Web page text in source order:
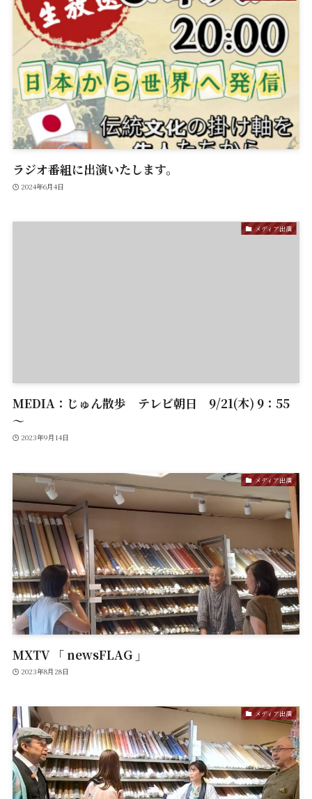
ラジオ番組に出演いたします。
2024年6月4日
メディア出演
MEDIA：じゅん散歩 テレビ朝日 9/21(木) 9：55
～
2023年9月14日
メディア出演
MXTV 「 newsFLAG 」
2023年8月28日
メディア出演